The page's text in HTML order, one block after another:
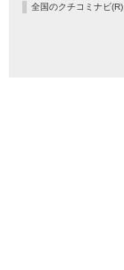
全国のクチコミナビ(R)